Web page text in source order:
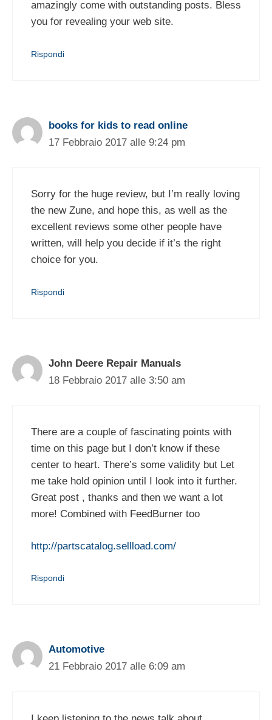
amazingly come with outstanding posts. Bless
you for revealing your web site.
Rispondi
books for kids to read online
17 Febbraio 2017 alle 9:24 pm
Sorry for the huge review, but I’m really loving
the new Zune, and hope this, as well as the
excellent reviews some other people have
written, will help you decide if it’s the right
choice for you.
Rispondi
John Deere Repair Manuals
18 Febbraio 2017 alle 3:50 am
There are a couple of fascinating points with
time on this page but I don’t know if these
center to heart. There’s some validity but Let
me take hold opinion until I look into it further.
Great post , thanks and then we want a lot
more! Combined with FeedBurner too
http://partscatalog.sellload.com/
Rispondi
Automotive
21 Febbraio 2017 alle 6:09 am